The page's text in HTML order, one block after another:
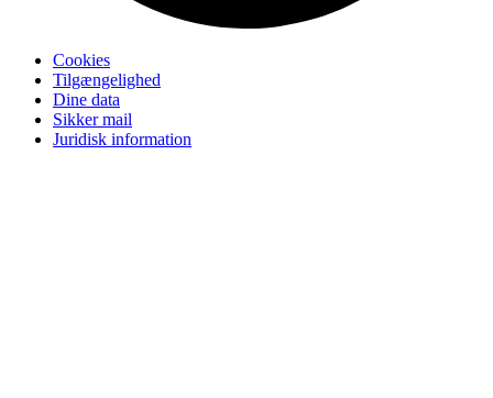
Cookies
Tilgængelighed
Dine data
Sikker mail
Juridisk information